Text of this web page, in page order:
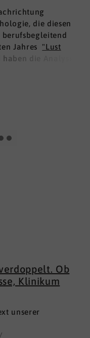
die diesen
berufsbegleitend
Jahres "Lust
haben die Analyse
und
Ob
Klinikum
unserer